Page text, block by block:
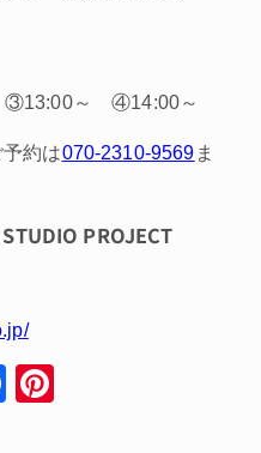
～ ④14:00～
約は070-2310-9569 ま
PROJECT
F